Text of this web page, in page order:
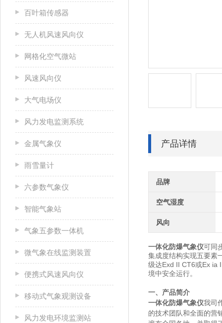
百叶箱传感器
无人机风速风向仪
网格化空气微站
风速风向仪
大气电场仪
风力发电监测系统
金属气象仪
雨雪量计
六参数气象仪
智能气象站
气象五参数一体机
微气象在线监测装置
便携式风速风向仪
移动式气象观测设备
风力发电环境监测站
产品详情
品牌
空气湿度
风向
一体化防爆气象仪可同
集成度结构实现五要素
级达Exd II CT6或Ex ia
境中安全运行。
一、产品简介
一体化防爆气象仪我司
的技术团队和全面的营